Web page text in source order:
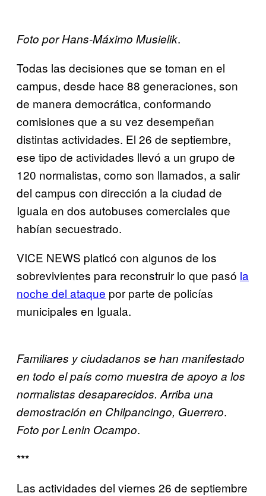
Foto por Hans-Máximo Musielik.
Todas las decisiones que se toman en el
campus, desde hace 88 generaciones, son
de manera democrática, conformando
comisiones que a su vez desempeñan
distintas actividades. El 26 de septiembre,
ese tipo de actividades llevó a un grupo de
120 normalistas, como son llamados, a salir
del campus con dirección a la ciudad de
Iguala en dos autobuses comerciales que
habían secuestrado.
VICE NEWS platicó con algunos de los
sobrevivientes para reconstruir lo que pasó la
noche del ataque por parte de policías
municipales en Iguala.
Familiares y ciudadanos se han manifestado
en todo el país como muestra de apoyo a los
normalistas desaparecidos. Arriba una
demostración en Chilpancingo, Guerrero.
Foto por Lenin Ocampo.
***
Las actividades del viernes 26 de septiembre